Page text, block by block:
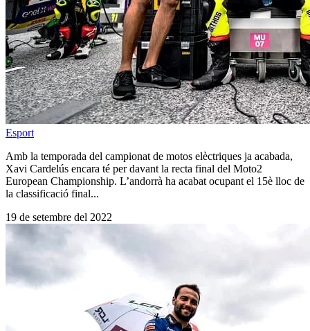
Esport
Amb la temporada del campionat de motos elèctriques ja acabada,
Xavi Cardelús encara té per davant la recta final del Moto2
European Championship. L’andorrà ha acabat ocupant el 15è lloc de
la classificació final...
19 de setembre del 2022